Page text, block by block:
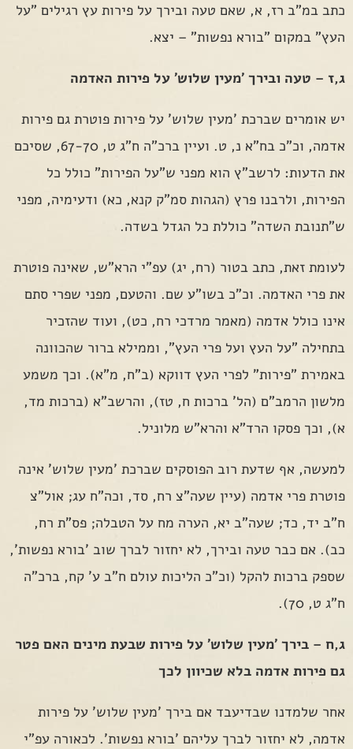
כתב במ"ב רז, א, שאם טעה ובירך על פירות עץ רגילים "על
העץ" במקום "בורא נפשות" – יצא.
ג,ז – טעה ובירך 'מעין שלוש' על פירות האדמה
יש אומרים שברכת 'מעין שלוש' על פירות פוטרת גם פירות
אדמה, וכ"כ בח"א נ, ט. ועיין ברכ"ה ח"ג ט, 67-70, שסיכם
את הדעות: לרשב"ץ הוא מפני ש"על הפירות" כולל כל
הפירות, ולרבנו פרץ (הגהות סמ"ק קנא, כא) ודעימיה, מפני
ש"תנובת השדה" כוללת כל הגדל בשדה.
לעומת זאת, כתב בטור (רח, יג) עפ"י הרא"ש, שאינה פוטרת
את פרי האדמה. וכ"כ בשו"ע שם. והטעם, מפני שפרי סתם
אינו כולל אדמה (מאמר מרדכי רח, כט), ועוד שהזכיר
בתחילה "על העץ ועל פרי העץ", וממילא ברור שהכוונה
באמירת "פירות" לפרי העץ דווקא (ב"ח, מ"א). וכך משמע
מלשון הרמב"ם (הל' ברכות ח, טז), והרשב"א (ברכות מד,
א), וכך פסקו הרד"א והרא"ש מלוניל.
למעשה, אף שדעת רוב הפוסקים שברכת 'מעין שלוש' אינה
פוטרת פרי אדמה (עיין שעה"צ רח, סד, וכה"ח עג; אול"צ
ח"ב יד, כד; שעה"ב יא, הערה מח על הטבלה; פס"ת רח,
כב). אם כבר טעה ובירך, לא יחזור לברך שוב 'בורא נפשות',
שספק ברכות להקל (וכ"כ הליכות עולם ח"ב ע' קח, ברכ"ה
ח"ג ט, 70).
ג,ח – בירך 'מעין שלוש' על פירות שבעת מינים האם פטר
גם פירות אדמה בלא שכיוון לכך
אחר שלמדנו שבדיעבד אם בירך 'מעין שלוש' על פירות
אדמה, לא יחזור לברך עליהם 'בורא נפשות'. לכאורה עפ"י